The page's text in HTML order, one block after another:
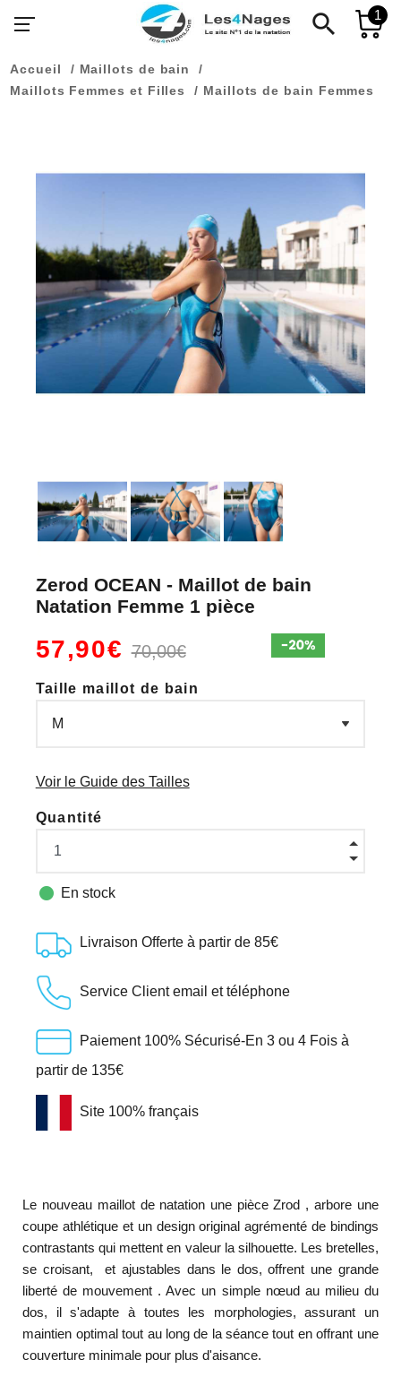
search 1
Accueil
Maillots de bain
Maillots Femmes et Filles
Maillots de bain Femmes
Zerod OCEAN - Maillot de bain
Natation Femme 1 pièce
57,90€70,00€
Taille maillot de bain
Voir le Guide des Tailles
Quantité
 En stock
Livraison Offerte à partir de 85€
Service Client email et téléphone
Paiement 100% Sécurisé-En 3 ou 4 Fois à
partir de 135€
Site 100% français
Le nouveau maillot de natation une pièce Zrod , arbore une
coupe athlétique et un design original agrémenté de bindings
contrastants qui mettent en valeur la silhouette. Les bretelles,
se croisant, et ajustables dans le dos, offrent une grande
liberté de mouvement . Avec un simple nœud au milieu du
dos, il s'adapte à toutes les morphologies, assurant un
maintien optimal tout au long de la séance tout en offrant une
couverture minimale pour plus d'aisance.